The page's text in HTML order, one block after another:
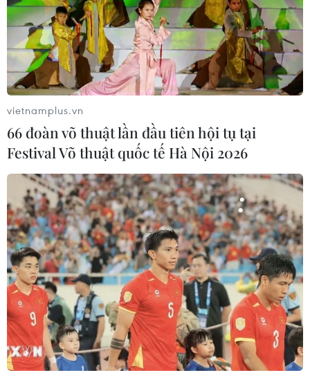
TIN CÙNG CHUYÊN MỤC
Tây Ninh ngăn chặn, xử lý nghiêm
các vụ việc xâm phạm quyền sở hữu
trí tuệ
08/08/2026 04:29
Dắt chó đi dạo không đúng quy
định, bị phạt đến 2 triệu đồng?
08/08/2026 04:16
vietnamplus.vn
66 đoàn võ thuật lần đầu tiên hội tụ tại
Festival Võ thuật quốc tế Hà Nội 2026